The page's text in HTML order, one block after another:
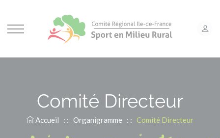
Comité Directeur
Accueil : : Organigramme : : Comité Directeur